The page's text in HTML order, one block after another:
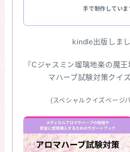
手で制作していま
kindle出版しま
『Cジャスミン瑠璃地楽の魔
マハーブ試験対策クイ
(スペシャルクイズページ